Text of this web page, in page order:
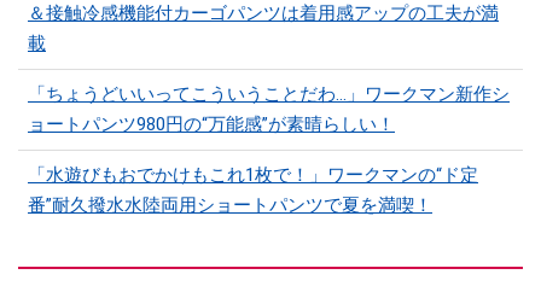
＆接触冷感機能付カーゴパンツは着用感アップの工夫が満
載
「ちょうどいいってこういうことだわ...」ワークマン新作シ
ョートパンツ980円の“万能感”が素晴らしい！
「水遊びもおでかけもこれ1枚で！」ワークマンの“ド定
番”耐久撥水水陸両用ショートパンツで夏を満喫！